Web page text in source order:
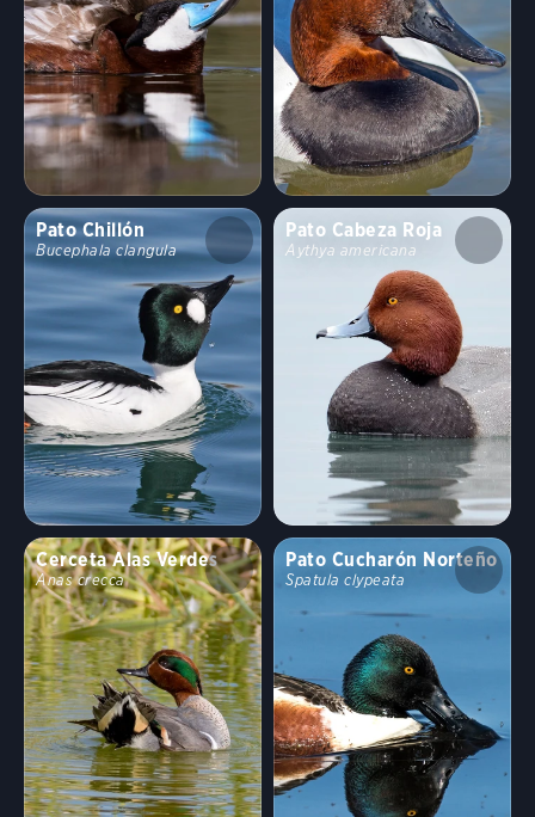
Pato Chillón
Bucephala clangula
Pato Cabeza Roja
Aythya americana
Cerceta Alas Verdes
Anas crecca
Pato Cucharón Norteño
Spatula clypeata